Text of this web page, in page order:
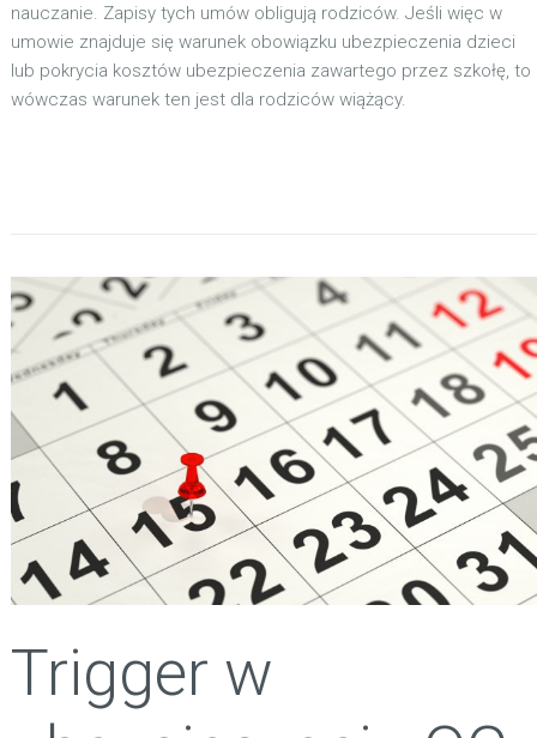
nauczanie. Zapisy tych umów obligują rodziców. Jeśli więc w
umowie znajduje się warunek obowiązku ubezpieczenia dzieci
lub pokrycia kosztów ubezpieczenia zawartego przez szkołę, to
wówczas warunek ten jest dla rodziców wiążący.
Trigger w